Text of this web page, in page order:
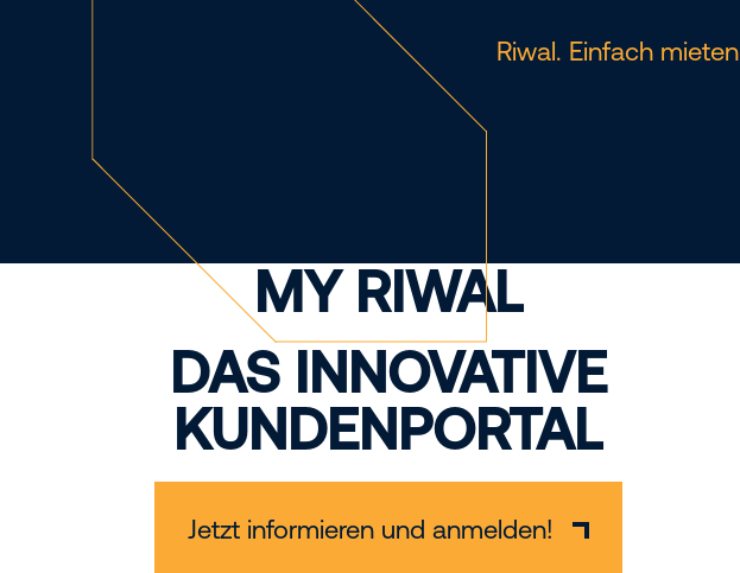
Riwal. Einfach mieten
MY RIWAL
DAS INNOVATIVE
KUNDENPORTAL
Jetzt informieren und anmelden!